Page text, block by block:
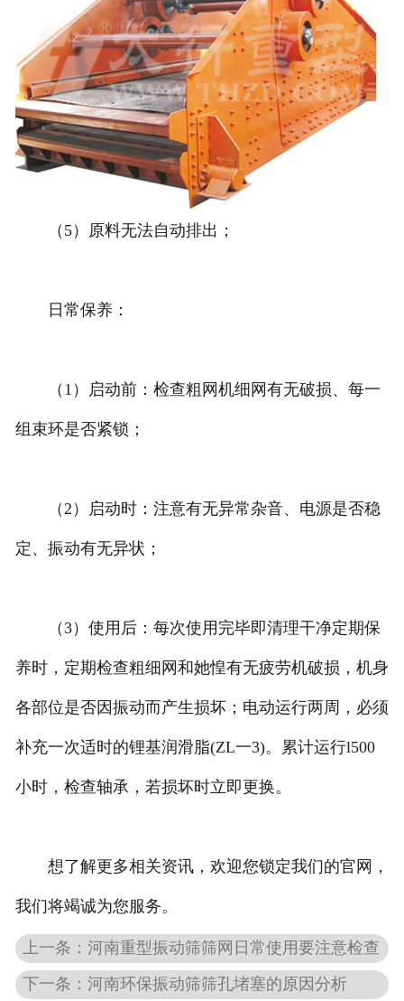
（5）原料无法自动排出；
日常保养：
（1）启动前：检查粗网机细网有无破损、每一
组束环是否紧锁；
（2）启动时：注意有无异常杂音、电源是否稳
定、振动有无异状；
（3）使用后：每次使用完毕即清理干净定期保
养时，定期检查粗细网和她惶有无疲劳机破损，机身
各部位是否因振动而产生损坏；电动运行两周，必须
补充一次适时的锂基润滑脂(ZL一3)。累计运行l500
小时，检查轴承，若损坏时立即更换。
想了解更多相关资讯，欢迎您锁定我们的官网，
我们将竭诚为您服务。
上一条：河南重型振动筛筛网日常使用要注意检查
下一条：河南环保振动筛筛孔堵塞的原因分析